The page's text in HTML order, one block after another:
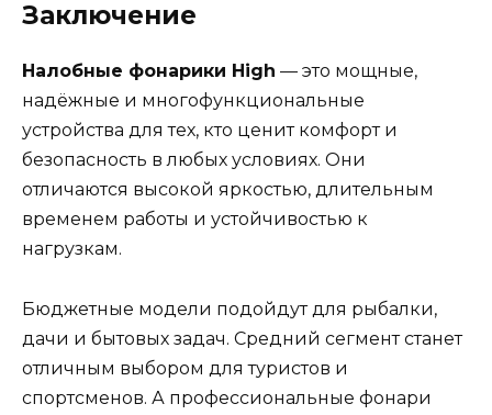
Заключение
Налобные фонарики High — это мощные,
надёжные и многофункциональные
устройства для тех, кто ценит комфорт и
безопасность в любых условиях. Они
отличаются высокой яркостью, длительным
временем работы и устойчивостью к
нагрузкам.
Бюджетные модели подойдут для рыбалки,
дачи и бытовых задач. Средний сегмент станет
отличным выбором для туристов и
спортсменов. А профессиональные фонари